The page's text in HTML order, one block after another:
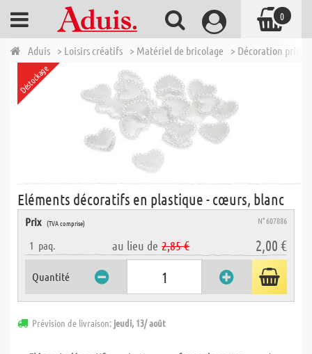
Aduis > Loisirs créatifs > Matériel de bricolage > Décoration
Déstockage
Eléments décoratifs en plastique - cœurs, blanc
Prix (TVA comprise) N° 607886
1 paq. au lieu de 2,85 € 2,00 €
Quantité
Prévision de livraison: jeudi, 13/ août
0